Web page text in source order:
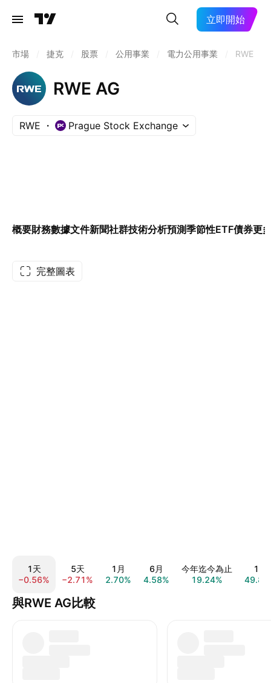
立即開始
市場 捷克 股票 公用事業 電力公用事業 RWE
RWE AG
RWE Prague Stock Exchange
概要財務數據文件新聞社群技術分析預測季節性ETF債券更
完整圖表
1天
−0.56%
5天
−2.71%
1月
2.70%
6月
4.58%
今年迄今為止
19.24%
1年
與RWE AG比較